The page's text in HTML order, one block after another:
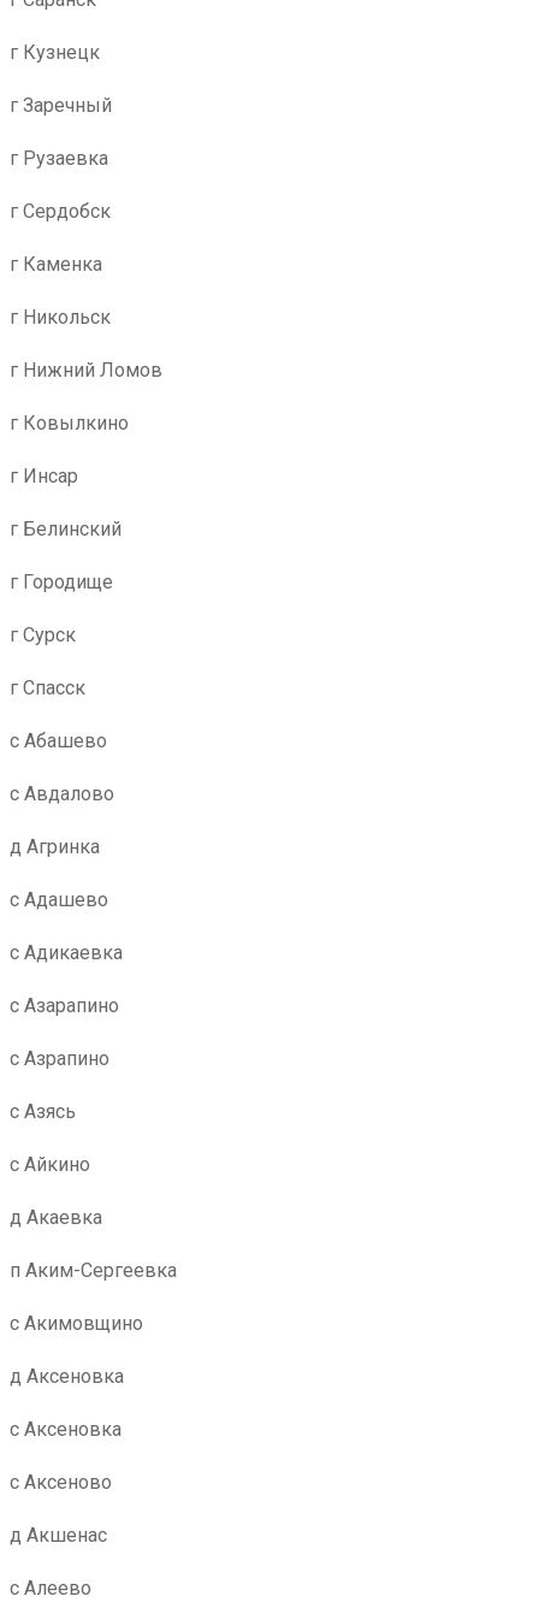
г Кузнецк
г Заречный
г Рузаевка
г Сердобск
г Каменка
г Никольск
г Нижний Ломов
г Ковылкино
г Инсар
г Белинский
г Городище
г Сурск
г Спасск
с Абашево
с Авдалово
д Агринка
с Адашево
с Адикаевка
с Азарапино
с Азрапино
с Азясь
с Айкино
д Акаевка
п Аким-Сергеевка
с Акимовщино
д Аксеновка
с Аксеновка
с Аксеново
д Акшенас
с Алеево